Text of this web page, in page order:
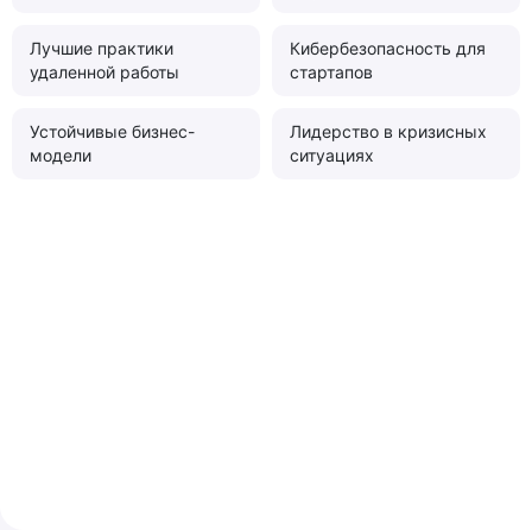
Лучшие практики
удаленной работы
Кибербезопасность для
стартапов
Устойчивые бизнес-
модели
Лидерство в кризисных
ситуациях